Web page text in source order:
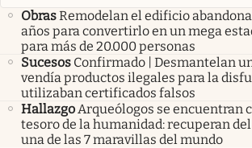
ObrasRemodelan el edificio
años para convertirlo en un mega
para más de 20.000 personas
Sucesos Confirmado | Desmantelan
vendía productos ilegales para la
utilizaban certificados falsos
HallazgoArqueólogos se encuentran
tesoro de la humanidad: recuperan
una de las 7 maravillas del mundo